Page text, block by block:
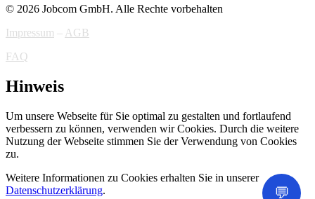
© 2026 Jobcom GmbH. Alle Rechte vorbehalten
Impressum – AGB
FAQ
Hinweis
Um unsere Webseite für Sie optimal zu gestalten und fortlaufend
verbessern zu können, verwenden wir Cookies. Durch die weitere
Nutzung der Webseite stimmen Sie der Verwendung von Cookies
zu.
Weitere Informationen zu Cookies erhalten Sie in unserer
Datenschutzerklärung. 💬